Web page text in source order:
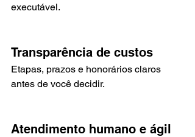
executável.
Transparência de custos
Etapas, prazos e honorários claros
antes de você decidir.
Atendimento humano e ágil